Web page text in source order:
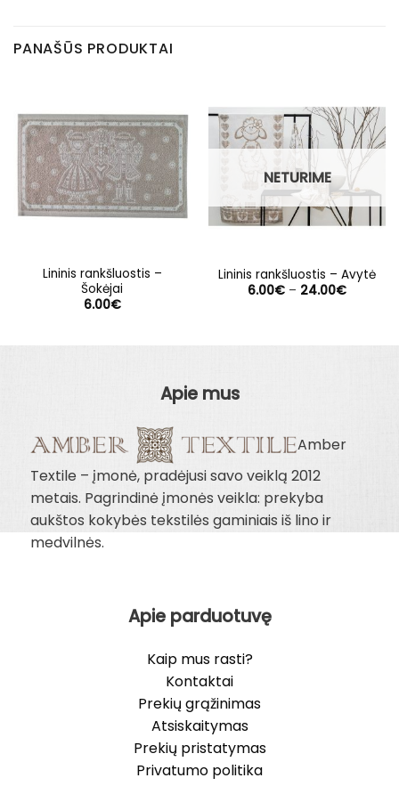
PANAŠŪS PRODUKTAI
Lininis rankšluostis –
Šokėjai
6.00€
NETURIME
Lininis rankšluostis – Avytė
6.00€ – 24.00€Price
Apie mus
Amber
Textile – įmonė, pradėjusi savo veiklą 2012
metais. Pagrindinė įmonės veikla: prekyba
aukštos kokybės tekstilės gaminiais iš lino ir
medvilnės.
Apie parduotuvę
Kaip mus rasti?
Kontaktai
Prekių grąžinimas
Atsiskaitymas
Prekių pristatymas
Privatumo politika